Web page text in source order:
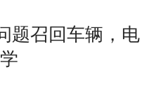
题召回车辆，电